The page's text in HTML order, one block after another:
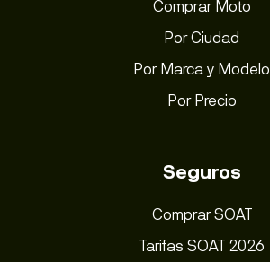
Comprar Moto
Por Ciudad
Por Marca y Modelo
Por Precio
Seguros
Comprar SOAT
Tarifas SOAT 2026